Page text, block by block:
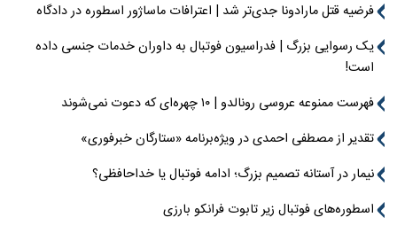
فرضیه قتل مارادونا جدی‌تر شد | اعترافات ماساژور اسطوره در دادگاه
یک رسوایی بزرگ | فدراسیون فوتبال به داوران خدمات جنسی داده
است!
فهرست ممنوعه عروسی رونالدو | ۱۰ چهره‌ای که دعوت نمی‌شوند
تقدیر از مصطفی احمدی در ویژه‌برنامه «ستارگان خبرفوری»
نیمار در آستانه تصمیم بزرگ؛ ادامه فوتبال یا خداحافظی؟
اسطوره‌های فوتبال زیر تابوت فرانکو بارزی